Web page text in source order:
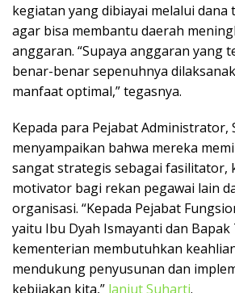
kegiatan yang dibiayai melalui dana
agar bisa membantu daerah
anggaran. “Supaya anggaran yang
benar-benar sepenuhnya
manfaat optimal,” tegasnya.
Kepada para Pejabat Administrator,
menyampaikan bahwa mereka
sangat strategis sebagai fasilitator,
motivator bagi rekan pegawai lain
organisasi. “Kepada Pejabat
yaitu Ibu Dyah Ismayanti dan Bapak
kementerian membutuhkan
mendukung penyusunan dan
kebijakan kita,” lanjut Suharti.